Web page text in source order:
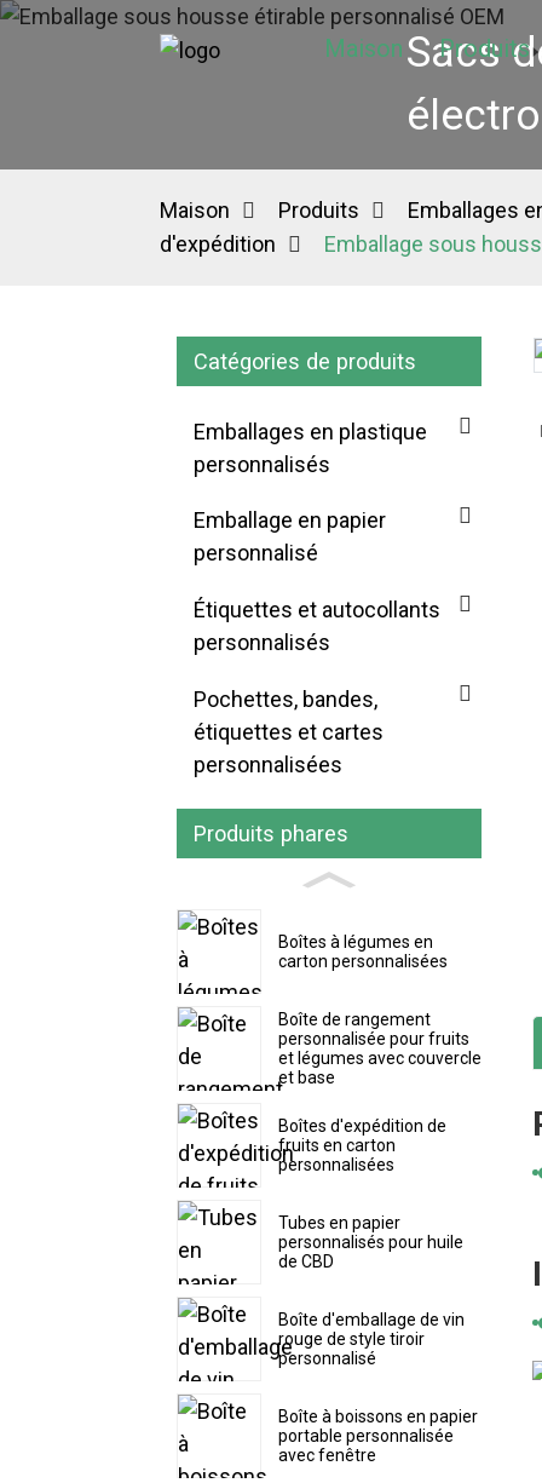
Maison Produits
Sacs
Maison Produits Emballages
d'expédition
Emballage sous
Catégories de produits
Emballages en plastique
personnalisés
Emballage en papier
personnalisé
Étiquettes et autocollants
personnalisés
Pochettes, bandes,
étiquettes et cartes
personnalisées
Produits phares
Boîtes à légumes en
carton personnalisées
Boîte de rangement
personnalisée pour fruits
et légumes avec couvercle
et base
Boîtes d'expédition de
fruits en carton
personnalisées
Tubes en papier
personnalisés pour huile
de CBD
Boîte d'emballage de vin
rouge de style tiroir
personnalisé
Boîte à boissons en papier
portable personnalisée
avec fenêtre
Loading...
Loading...